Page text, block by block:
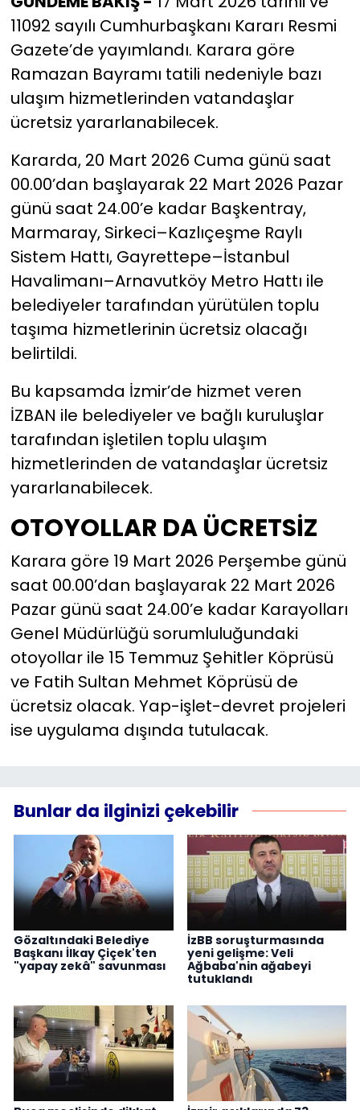
11092 sayılı Cumhurbaşkanı Kararı Resmi
Gazete’de yayımlandı. Karara göre
Ramazan Bayramı tatili nedeniyle bazı
ulaşım hizmetlerinden vatandaşlar
ücretsiz yararlanabilecek.
Kararda, 20 Mart 2026 Cuma günü saat
00.00’dan başlayarak 22 Mart 2026 Pazar
günü saat 24.00’e kadar Başkentray,
Marmaray, Sirkeci–Kazlıçeşme Raylı
Sistem Hattı, Gayrettepe–İstanbul
Havalimanı–Arnavutköy Metro Hattı ile
belediyeler tarafından yürütülen toplu
taşıma hizmetlerinin ücretsiz olacağı
belirtildi.
Bu kapsamda İzmir’de hizmet veren
İZBAN ile belediyeler ve bağlı kuruluşlar
tarafından işletilen toplu ulaşım
hizmetlerinden de vatandaşlar ücretsiz
yararlanabilecek.
OTOYOLLAR DA ÜCRETSİZ
Karara göre 19 Mart 2026 Perşembe günü
saat 00.00’dan başlayarak 22 Mart 2026
Pazar günü saat 24.00’e kadar Karayolları
Genel Müdürlüğü sorumluluğundaki
otoyollar ile 15 Temmuz Şehitler Köprüsü
ve Fatih Sultan Mehmet Köprüsü de
ücretsiz olacak. Yap-işlet-devret projeleri
ise uygulama dışında tutulacak.
Bunlar da ilginizi çekebilir
Gözaltındaki Belediye
Başkanı İlkay Çiçek'ten
"yapay zekâ" savunması
İzBB soruşturmasında
yeni gelişme: Veli
Ağbaba'nin ağabeyi
tutuklandı
YEREL POLİTİKA
YEREL YÖNETİMLER
Yurt